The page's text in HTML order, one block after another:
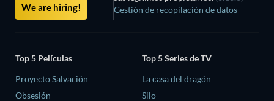
We are hiring!
Gestión de recopilación de datos
Top 5 Películas
Proyecto Salvación
Obsesión
Top 5 Series de TV
La casa del dragón
Silo